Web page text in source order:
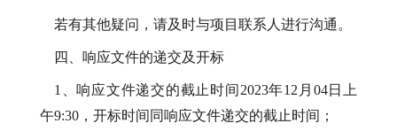
若有其他疑问，请及时与项目联系人进行沟通。
四、响应文件的递交及开标
1、响应文件递交的截止时间 2023年12月04日上
午9:30 ， 开标时间同响应文件递交的截止时间；